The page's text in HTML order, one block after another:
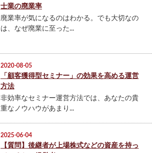
士業の廃業率
廃業率が気になるのはわかる。でも大切なの
は、なぜ廃業に至った...
2020-08-05
「顧客獲得型セミナー」の効果を高める運営
方法
非効率なセミナー運営方法では、あなたの貴
重なノウハウがあまり...
2025-06-04
【質問】後継者が上場株式などの資産を持っ